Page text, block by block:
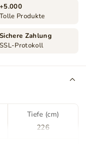
+5.000
Tolle Produkte
Sichere Zahlung
SSL-Protokoll
Tiefe (cm)
226